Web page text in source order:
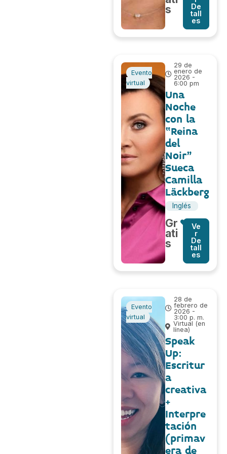
s
De
tall
es
Evento
virtual
29 de
enero de
2026 -
6:00 pm
Una
Noche
con la
“Reina
del
Noir”
Sueca
Camilla
Läckberg
Inglés
Gr
ati
s
Ve
r
De
tall
es
Evento
virtual
28 de
febrero de
2026 -
3:00 p. m.
Virtual (en
línea)
Speak
Up:
Escritur
a
creativa
+
Interpre
tación
(primav
era de